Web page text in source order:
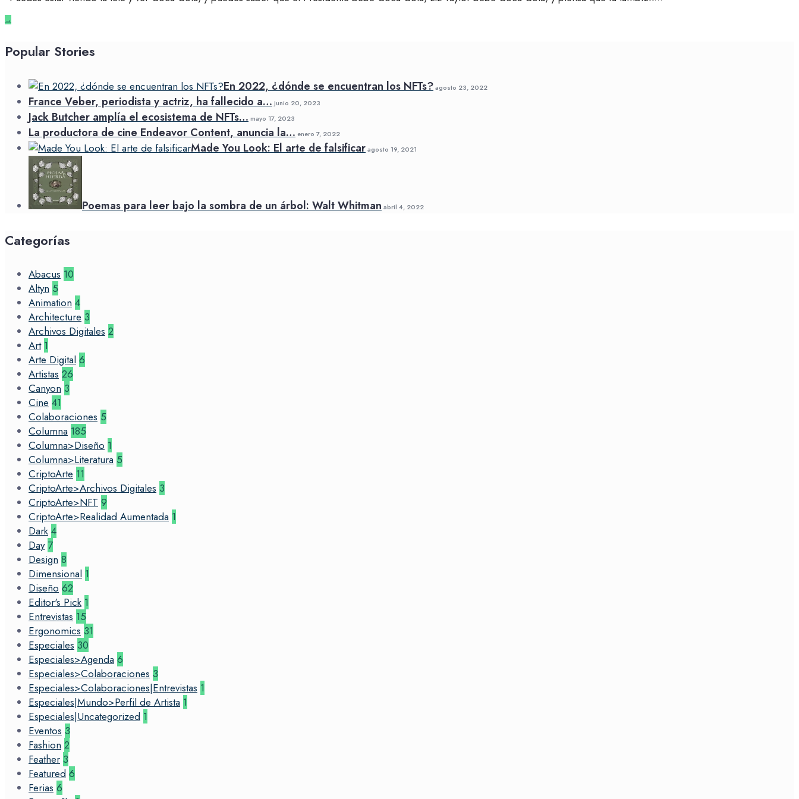
→
Popular Stories
En 2022, ¿dónde se encuentran los NFTs?agosto 23, 2022
France Veber, periodista y actriz, ha fallecido a… junio 20, 2023
Jack Butcher amplía el ecosistema de NFTs… mayo 17, 2023
La productora de cine Endeavor Content, anuncia la… enero 7, 2022
Made You Look: El arte de falsificaragosto 19, 2021
Poemas para leer bajo la sombra de un árbol: Walt Whitman abril 4, 2022
Categorías
Abacus 10
Altyn 5
Animation 4
Architecture 3
Archivos Digitales 2
Art 1
Arte Digital 6
Artistas 26
Canyon 3
Cine 41
Colaboraciones 5
Columna 185
Columna>Diseño 1
Columna>Literatura 5
CriptoArte 11
CriptoArte>Archivos Digitales 3
CriptoArte>NFT 9
CriptoArte>Realidad Aumentada 1
Dark 4
Day 7
Design 8
Dimensional 1
Diseño 62
Editor's Pick 1
Entrevistas 15
Ergonomics 31
Especiales 30
Especiales>Agenda 6
Especiales>Colaboraciones 3
Especiales>Colaboraciones|Entrevistas 1
Especiales|Mundo>Perfil de Artista 1
Especiales|Uncategorized 1
Eventos 3
Fashion 2
Feather 3
Featured 6
Ferias 6